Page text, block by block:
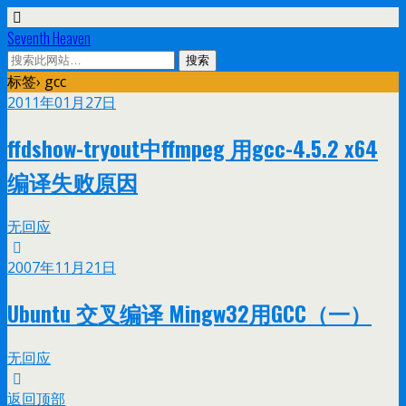
Seventh Heaven
标签› gcc
2011年01月27日
ffdshow-tryout中ffmpeg 用gcc-4.5.2 x64
编译失败原因
无回应
2007年11月21日
Ubuntu 交叉编译 Mingw32用GCC（一）
无回应
返回顶部